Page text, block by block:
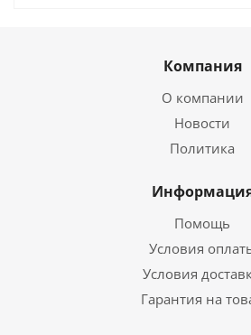
Компания
О компании
Новости
Политика
Помощь
Условия
Условия
Гарантия на